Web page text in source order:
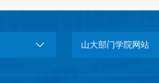
山大部门学院网站